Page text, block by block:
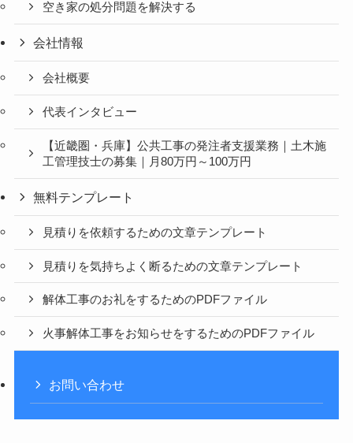
空き家の処分問題を解決する
会社情報
会社概要
代表インタビュー
【近畿圏・兵庫】公共工事の発注者支援業務｜土木施
工管理技士の募集｜月80万円～100万円
無料テンプレート
見積りを依頼するための文章テンプレート
見積りを気持ちよく断るための文章テンプレート
解体工事のお礼をするためのPDFファイル
火事解体工事をお知らせをするためのPDFファイル
お問い合わせ